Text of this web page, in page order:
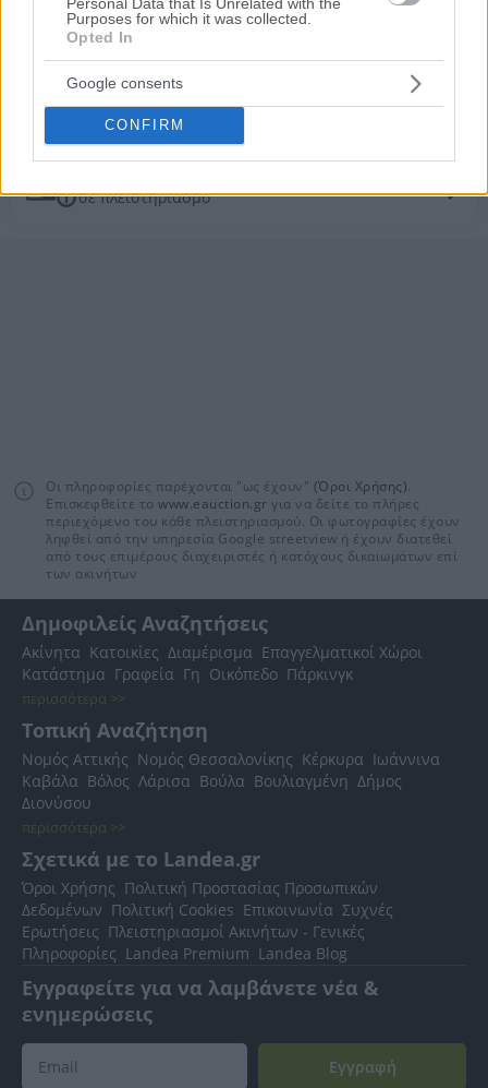
Purposes for which it was collected.
Opted In
Google consents
CONFIRM
Τα πάντα για τους πλειστηριασμούς
Γενικές πληροφορίες
για τους πλειστηριασμούς
σε πλειστηριασμό
Οι πληροφορίες παρέχονται "ως έχουν" (Όροι Χρήσης).
Επισκεφθείτε το www.eauction.gr για να δείτε το πλήρες
περιεχόμενο του κάθε πλειστηριασμού. Οι φωτογραφίες έχουν
ληφθεί από την υπηρεσία Google streetview ή έχουν διατεθεί
από τους επιμέρους διαχειριστές ή κατόχους δικαιωμάτων επί
των ακινήτων
Δημοφιλείς Αναζητήσεις
Ακίνητα Κατοικίες Διαμέρισμα Επαγγελματικοί Χώροι
Κατάστημα Γραφεία Γη Οικόπεδο Πάρκινγκ
περισσότερα >>
Τοπική Αναζήτηση
Νομός Αττικής Νομός Θεσσαλονίκης Κέρκυρα Ιωάννινα
Καβάλα Βόλος Λάρισα Βούλα Βουλιαγμένη Δήμος
Διονύσου
περισσότερα >>
Σχετικά με το Landea.gr
Όροι Χρήσης Πολιτική Προστασίας Προσωπικών
Δεδομένων Πολιτική Cookies Επικοινωνία Συχνές
Ερωτήσεις Πλειστηριασμοί Ακινήτων - Γενικές
Πληροφορίες Landea Premium Landea Blog
Εγγραφείτε για να λαμβάνετε νέα &
ενημερώσεις
Εγγραφή